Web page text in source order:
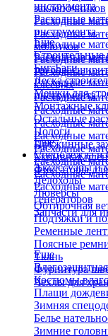
заклепочников
Расходные
Расходные
молотков
Расходные
Расходные
клеевых
Расходные
Расходные
Расходные
Расходные
Расходные
Расходные
Расходные
Расходные
генераторов
Запчасти для
инструмента
Расходные
инструмента
Расходные
Расходные
Расходные
инструмента
Еще
Строительные
Биг-Бэги
Леска
Мешки для
Монтажные
Остальные
Пологи
Пружинные
Укрывная
Фиксаторы
Еще
Спецодежда
Аксессуары и
Ледоходы
Люверсы
Обтирочная
Подтяжки и
Ременные
Поясные
Ткань
Фурнитура
Чехлы для
Еще
Костюмы
Плащи
Зимняя
Белье
Зимние